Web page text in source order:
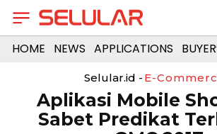
HOME NEWS APPLICATIONS
Selular.id - E-
Aplikasi Mobile
Sabet Predikat